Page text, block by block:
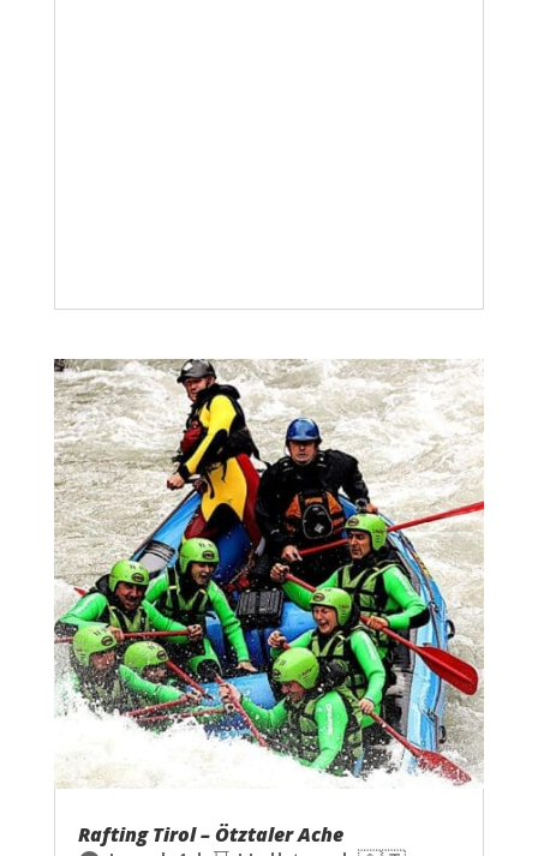
Rafting Tirol – Ötztaler Ache